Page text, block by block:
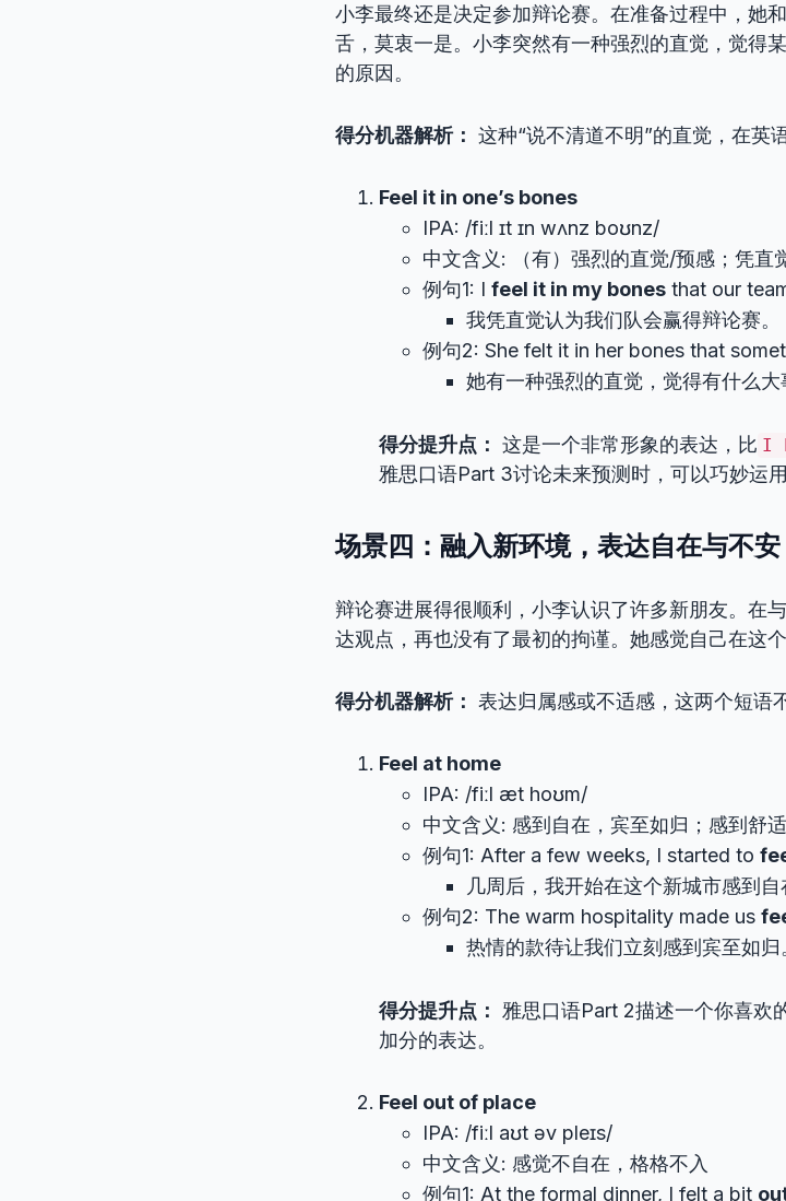
小李最终还是决定参加辩论赛。在准备过程中，她
舌，莫衷一是。小李突然有一种强烈的直觉，觉得
的原因。
得分机器解析： 这种“说不清道不明”的直觉，在英
Feel it in one’s bones
IPA: /fiːl ɪt ɪn wʌnz boʊnz/
中文含义: （有）强烈的直觉/预感；凭直
例句1: I feel it in my bones that our
我凭直觉认为我们队会赢得辩论赛。
例句2: She felt it in her bones that
她有一种强烈的直觉，觉得有什么大
得分提升点： 这是一个非常形象的表达，比 I
雅思口语Part 3讨论未来预测时，可以巧妙运用
场景四：融入新环境，表达自在与不安
辩论赛进展得很顺利，小李认识了许多新朋友。在
达观点，再也没有了最初的拘谨。她感觉自己在这
得分机器解析： 表达归属感或不适感，这两个短语
Feel at home
IPA: /fiːl æt hoʊm/
中文含义: 感到自在，宾至如归；感到舒适
例句1: After a few weeks, I started to
几周后，我开始在这个新城市感到自
例句2: The warm hospitality made us
热情的款待让我们立刻感到宾至如归
得分提升点： 雅思口语Part 2描述一个你喜欢
加分的表达。
Feel out of place
IPA: /fiːl aʊt əv pleɪs/
中文含义: 感觉不自在，格格不入
例句1: At the formal dinner, I felt a bit